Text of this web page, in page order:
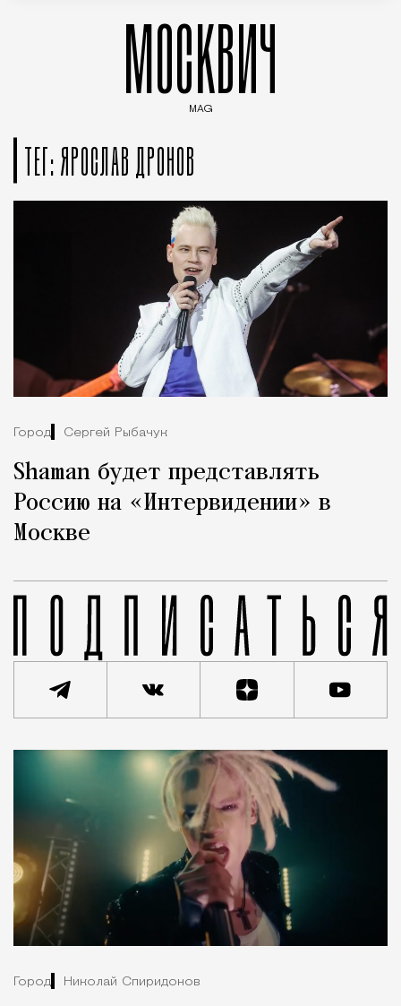
МОСКВИЧ
MAG
ТЕГ: ЯРОСЛАВ ДРОНОВ
Город Сергей Рыбачук
Shaman будет представлять
Россию на «Интервидении» в
Москве
Город Николай Спиридонов